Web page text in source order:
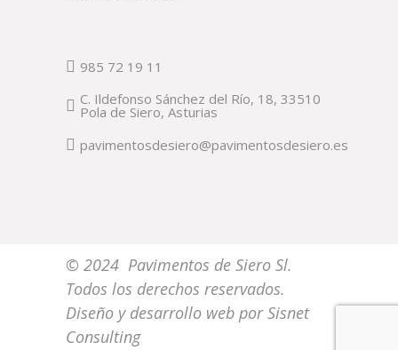
985 72 19 11
C. Ildefonso Sánchez del Río, 18, 33510
Pola de Siero, Asturias
pavimentosdesiero@pavimentosdesiero.es
© 2024 Pavimentos de Siero Sl.
Todos los derechos reservados.
Diseño y desarrollo web porSisnet
Consulting